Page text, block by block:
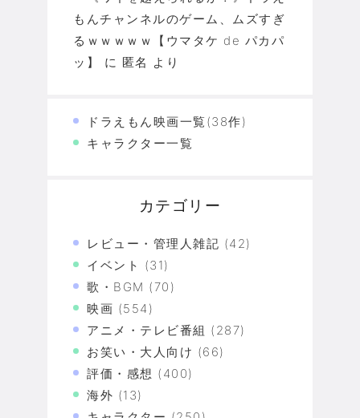
もんチャンネルのゲーム、ムズすぎ
るｗｗｗｗｗ【ウマタケ de パカパ
ッ】
に 匿名 より
ドラえもん映画一覧(38作)
キャラクター一覧
カテゴリー
レビュー・管理人雑記 (42)
イベント (31)
歌・BGM (70)
映画 (554)
アニメ・テレビ番組 (287)
お笑い・大人向け (66)
評価・感想 (400)
海外 (13)